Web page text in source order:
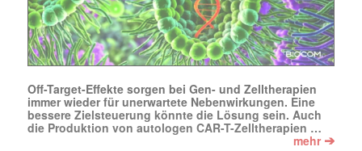
Off-Target-Effekte sorgen bei Gen- und Zelltherapien
immer wieder für unerwartete Nebenwirkungen. Eine
bessere Zielsteuerung könnte die Lösung sein. Auch
die Produktion von autologen CAR-T-Zelltherapien …
mehr➔